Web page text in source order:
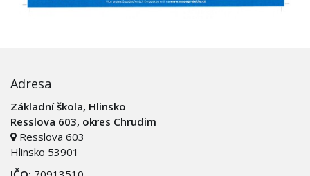
Adresa
Základní škola, Hlinsko
Resslova 603, okres Chrudim
Resslova 603
Hlinsko 53901